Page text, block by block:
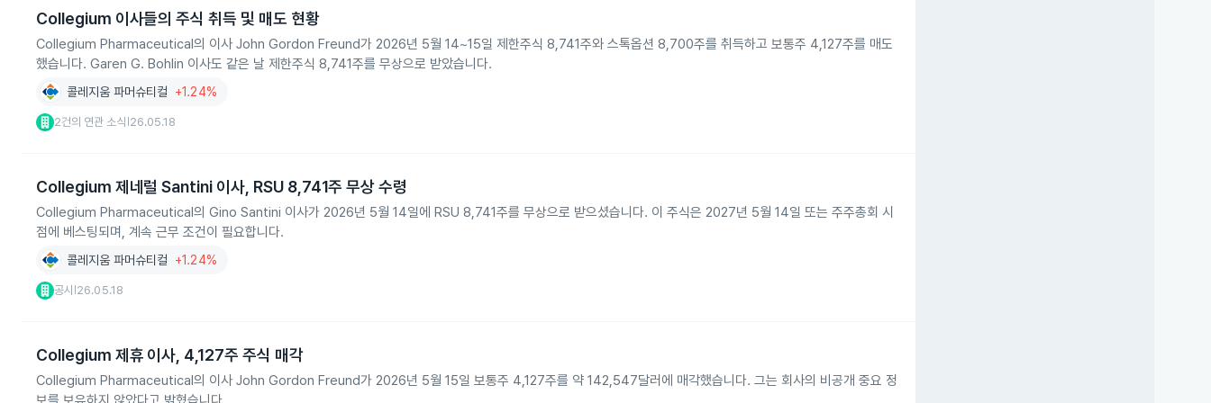
Collegium 이사들의 주식 취득 및 매도 현황
Collegium Pharmaceutical의 이사 John Gordon Freund가 2026년 5월 14~15일 제한주식 8,741주와 스톡옵션 8,700주를 취득하고 보통주 4,127주를 매도
했습니다. Garen G. Bohlin 이사도 같은 날 제한주식 8,741주를 무상으로 받았습니다.
콜레지움 파머슈티컬 +1.24%
2건의 연관 소식 26.05.18
Collegium 제네럴 Santini 이사, RSU 8,741주 무상 수령
Collegium Pharmaceutical의 Gino Santini 이사가 2026년 5월 14일에 RSU 8,741주를 무상으로 받으셨습니다. 이 주식은 2027년 5월 14일 또는 주주총회 시
점에 베스팅되며, 계속 근무 조건이 필요합니다.
콜레지움 파머슈티컬 +1.24%
공시 26.05.18
Collegium 제휴 이사, 4,127주 주식 매각
Collegium Pharmaceutical의 이사 John Gordon Freund가 2026년 5월 15일 보통주 4,127주를 약 142,547달러에 매각했습니다. 그는 회사의 비공개 중요 정